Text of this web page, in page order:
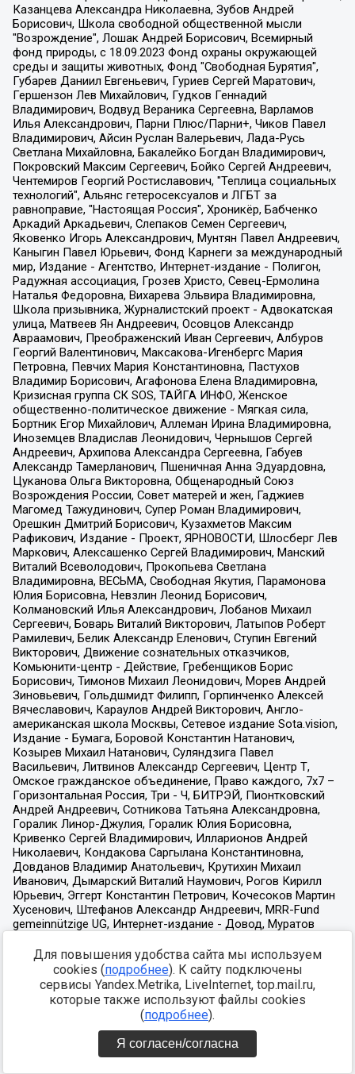
Для повышения удобства сайта мы используем
cookies (подробнее). К сайту подключены
сервисы Yandex.Metrika, LiveInternet, top.mail.ru,
которые также используют файлы cookies
(подробнее).
Я согласен/согласна